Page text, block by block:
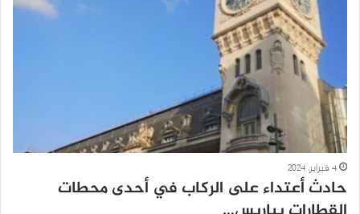
4 فبراير، 2024
حادث أعتداء على الركاب في أحدى محطات